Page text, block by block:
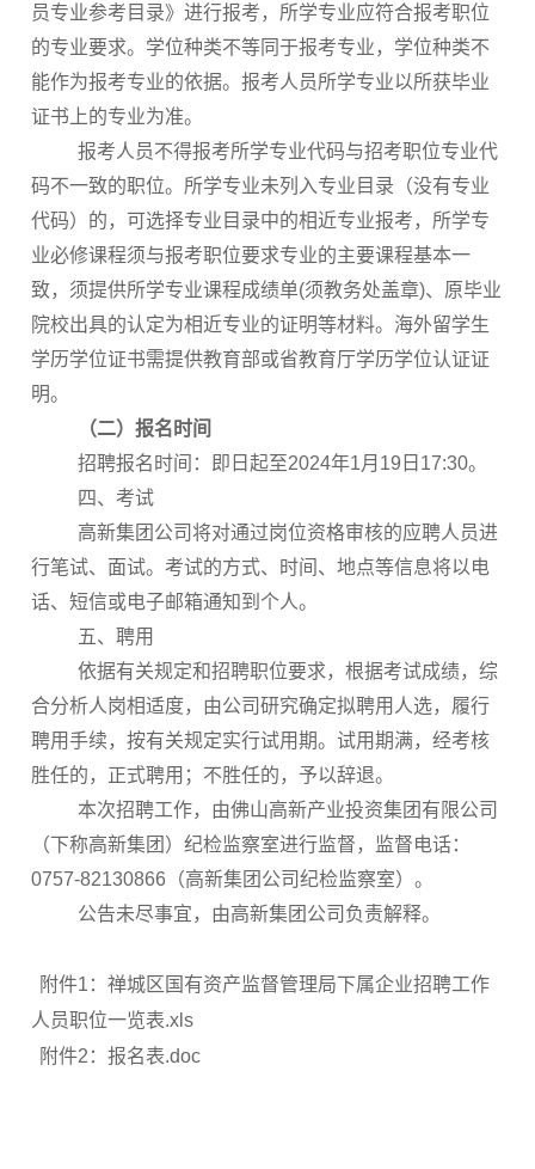
员专业参考目录》进行报考，所学专业应符合报考职位
的专业要求。学位种类不等同于报考专业，学位种类不
能作为报考专业的依据。报考人员所学专业以所获毕业
证书上的专业为准。
报考人员不得报考所学专业代码与招考职位专业代
码不一致的职位。所学专业未列入专业目录（没有专业
代码）的，可选择专业目录中的相近专业报考，所学专
业必修课程须与报考职位要求专业的主要课程基本一
致，须提供所学专业课程成绩单(须教务处盖章)、原毕业
院校出具的认定为相近专业的证明等材料。海外留学生
学历学位证书需提供教育部或省教育厅学历学位认证证
明。
（二） 报名时间
招聘报名时间：即日起至2024年1月19日17:30。
四、考试
高新集团公司将对通过岗位资格审核的应聘人员进
行笔试、面试。考试的方式、时间、地点等信息将以电
话、短信或电子邮箱通知到个人。
五、聘用
依据有关规定和招聘职位要求，根据考试成绩，综
合分析人岗相适度，由公司研究确定拟聘用人选，履行
聘用手续，按有关规定实行试用期。试用期满，经考核
胜任的，正式聘用；不胜任的，予以辞退。
本次招聘工作，由佛山高新产业投资集团有限公司
（下称高新集团）纪检监察室进行监督，监督电话：
0757-82130866（高新集团公司纪检监察室）。
公告未尽事宜，由高新集团公司负责解释。
附件1：禅城区国有资产监督管理局下属企业招聘工作
人员职位一览表.xls
附件2：报名表.doc